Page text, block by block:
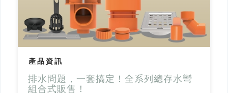
產品資訊
排水問題，一套搞定！全系列總存水彎
組合式販售！